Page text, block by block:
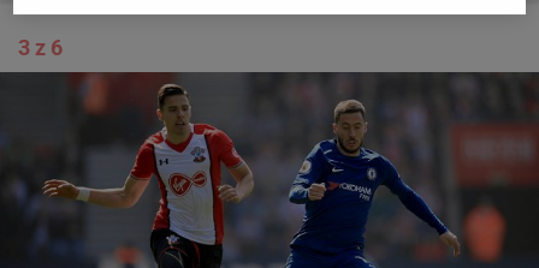
3 z 6